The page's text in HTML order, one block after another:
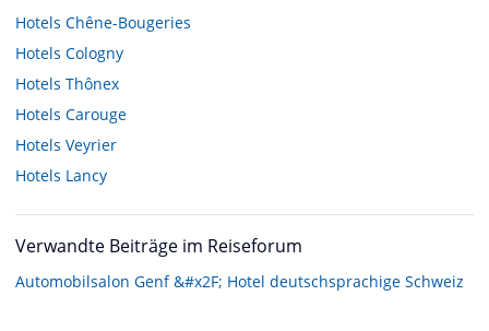
Hotels Chêne-Bougeries
Hotels Cologny
Hotels Thônex
Hotels Carouge
Hotels Veyrier
Hotels Lancy
Verwandte Beiträge im Reiseforum
Automobilsalon Genf &#x2F; Hotel deutschsprachige Schweiz